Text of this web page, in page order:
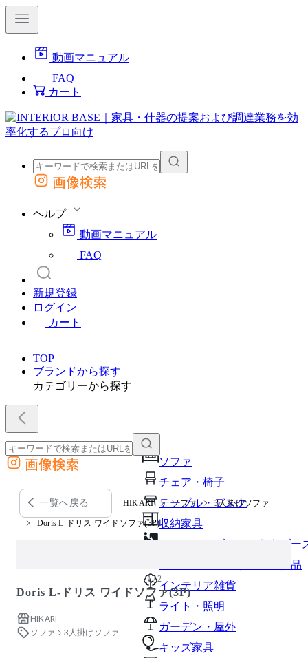
動画マニュアル
FAQ
カート
外部サイトの商品をカートに追加
画像検索
ヘルプ
動画マニュアル
FAQ
新規登録
ログイン
カート
TOP
ブランドから探す
カテゴリーから探す
ソファ
チェア・椅子
テーブル・デスク
収納家具
パーソナルブース・集中ブー
オフィスアクセサリー・備品
インテリア雑貨
ライト・照明
ガーデン・屋外
キッズ家具
外部サイトの商品をカートに追加
他のサイトで見つけた商品ページのURLを貼り付けて、カートに追加できます
画像検索
一覧へ戻る HIKARI ソファ 3人掛けソファ
Doris L-ドリス ワイドソファ(3P)
1 / 2
Doris L-ドリス ワイドソファ(3P)
HIKARI
ソファ
3人掛けソファ